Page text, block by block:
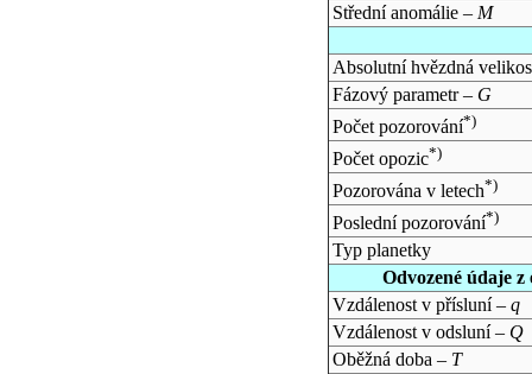
Střední anomálie – M
Absolutní hvězdná
Fázový parametr – G
Počet pozorování*)
Počet opozic*)
Pozorována v letech*)
Poslední pozorování*)
Typ planetky
Odvozené údaje
Vzdálenost v přísluní – q
Vzdálenost v odsluní – Q
Oběžná doba – T